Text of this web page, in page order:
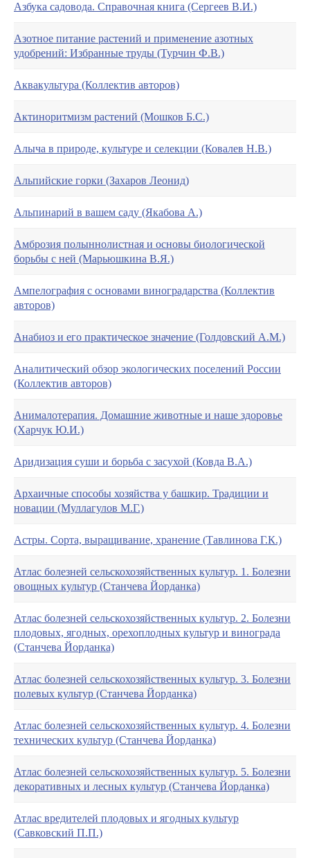
Азбука садовода. Справочная книга (Сергеев В.И.)
Азотное питание растений и применение азотных
удобрений: Избранные труды (Турчин Ф.В.)
Аквакультура (Коллектив авторов)
Актиноритмизм растений (Мошков Б.С.)
Алыча в природе, культуре и селекции (Ковалев Н.В.)
Альпийские горки (Захаров Леонид)
Альпинарий в вашем саду (Якабова А.)
Амброзия полыннолистная и основы биологической
борьбы с ней (Марьюшкина В.Я.)
Ампелография с основами виноградарства (Коллектив
авторов)
Анабиоз и его практическое значение (Голдовский А.М.)
Аналитический обзор экологических поселений России
(Коллектив авторов)
Анималотерапия. Домашние животные и наше здоровье
(Харчук Ю.И.)
Аридизация суши и борьба с засухой (Ковда В.А.)
Архаичные способы хозяйства у башкир. Традиции и
новации (Муллагулов М.Г.)
Астры. Сорта, выращивание, хранение (Тавлинова Г.К.)
Атлас болезней сельскохозяйственных культур. 1. Болезни
овощных культур (Станчева Йорданка)
Атлас болезней сельскохозяйственных культур. 2. Болезни
плодовых, ягодных, орехоплодных культур и винограда
(Станчева Йорданка)
Атлас болезней сельскохозяйственных культур. 3. Болезни
полевых культур (Станчева Йорданка)
Атлас болезней сельскохозяйственных культур. 4. Болезни
технических культур (Станчева Йорданка)
Атлас болезней сельскохозяйственных культур. 5. Болезни
декоративных и лесных культур (Станчева Йорданка)
Атлас вредителей плодовых и ягодных культур
(Савковский П.П.)